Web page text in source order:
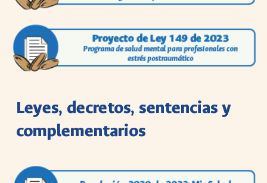
Leyes, decretos, sentencias y
complementarios